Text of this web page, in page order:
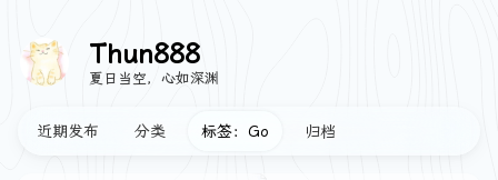
Thun888
夏日当空，心如深渊
近期发布 分类 标签：Go 归档